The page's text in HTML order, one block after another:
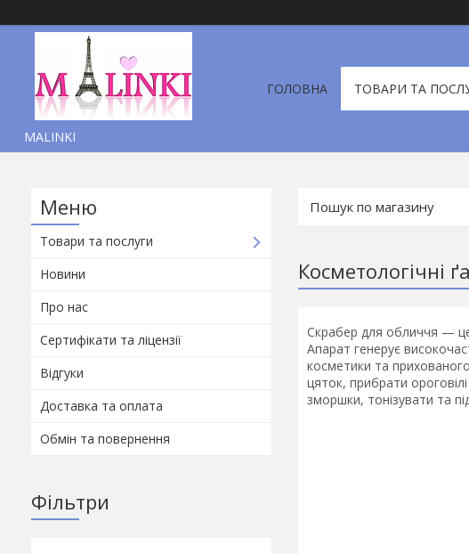
MALINKI
ГОЛОВНА ТОВАРИ ТА
Косметологічні
Скрабер для обличчя — це
Апарат генерує
косметики та
цяток, прибрати
зморшки, тонізувати та
Товари та послуги
Новини
Про нас
Сертифікати та ліцензії
Відгуки
Доставка та оплата
Обмін та повернення
Фільтри